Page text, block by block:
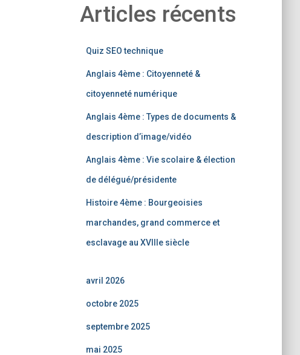
Articles récents
Quiz SEO technique
Anglais 4ème : Citoyenneté &
citoyenneté numérique
Anglais 4ème : Types de documents &
description d’image/vidéo
Anglais 4ème : Vie scolaire & élection
de délégué/présidente
Histoire 4ème : Bourgeoisies
marchandes, grand commerce et
esclavage au XVIIIe siècle
avril 2026
octobre 2025
septembre 2025
mai 2025